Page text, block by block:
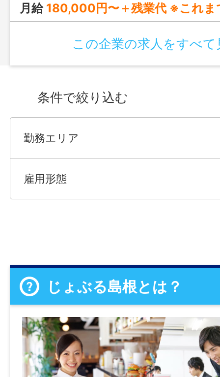
月給 180,000円〜＋残業代 ※これまでのご経験やスキルを考慮
この企業の求人をすべて
条件で絞り込む
勤務エリア
雇用形態
じょぶる島根とは？